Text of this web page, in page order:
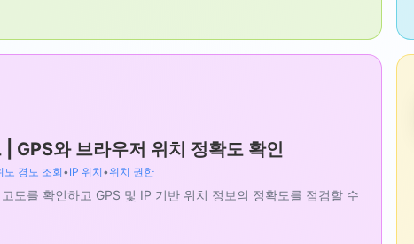
GPS와 브라우저 위치 정확도 확인
도 경도 조회 •IP 위치 •위치 권한
도를 확인하고 GPS 및 IP 기반 위치 정보의 정확도를 점검할 수